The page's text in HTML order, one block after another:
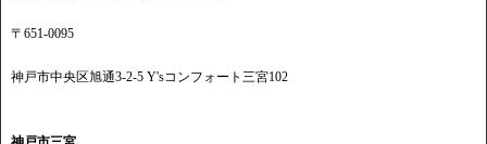
〒651-0095
神戸市中央区旭通3-2-5 Y'sコンフォート三宮102